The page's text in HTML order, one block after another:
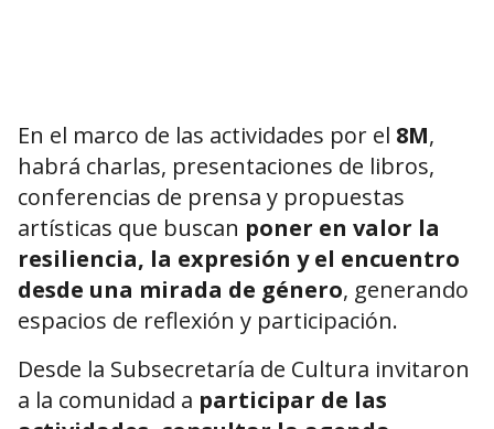
En el marco de las actividades por el 8M,
habrá charlas, presentaciones de libros,
conferencias de prensa y propuestas
artísticas que buscan poner en valor la
resiliencia, la expresión y el encuentro
desde una mirada de género, generando
espacios de reflexión y participación.
Desde la Subsecretaría de Cultura invitaron
a la comunidad a participar de las